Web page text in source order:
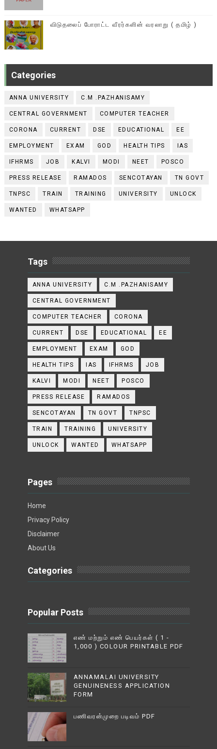
விடுதலைப் போராட்ட வீரர்களின் வரலாறு ( தமிழ் )
Categories
ANNA UNIVERSITY C.M .PAZHANISAMY
CENTRAL GOVERNMENT COMPUTER TEACHER
CORONA CURRENT DSE EDUCATIONAL EE
EMPLOYMENT EXAM GOD HEALTH TIPS IAS
IFHRMS JOB KALVI MODI NEET POSCO
PRESS RELEASE RAMADOS SENCOTAYAN TN GOVT
TNPSC TRAIN TRAINING UNIVERSITY UNLOCK
WANTED WHATSAPP
Tags
ANNA UNIVERSITY C.M .PAZHANISAMY
CENTRAL GOVERNMENT
COMPUTER TEACHER CORONA
CURRENT DSE EDUCATIONAL EE
EMPLOYMENT EXAM GOD
HEALTH TIPS IAS IFHRMS JOB
KALVI MODI NEET POSCO
PRESS RELEASE RAMADOS
SENCOTAYAN TN GOVT TNPSC
TRAIN TRAINING UNIVERSITY
UNLOCK WANTED WHATSAPP
Pages
Home
Privacy Policy
Disclaimer
About Us
Categories
Popular Posts
எண் மற்றும் எண் பெயர்கள் ( 1 -
1,000 ) COLOUR PRINTABLE PDF
ANNAMALAI UNIVERSITY
GENUINENESS APPLICATION
FORM
பணிவரன்முறை படிவம் PDF